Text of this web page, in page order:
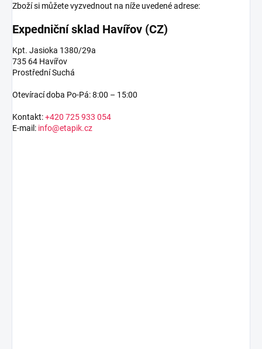
Zboží si můžete vyzvednout na níže uvedené adrese:
Expedniční sklad Havířov (CZ)
Kpt. Jasioka 1380/29a
735 64 Havířov
Prostřední Suchá
Otevírací doba Po-Pá: 8:00 – 15:00
Kontakt:+420 725 933 054
E-mail: info@etapik.cz